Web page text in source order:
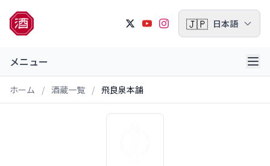
🇯🇵 日本語
メニュー
ホーム / 酒蔵一覧 / 飛良泉本舗